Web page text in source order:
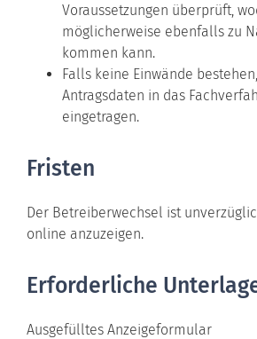
Voraussetzungen überprüft,
möglicherweise ebenfalls zu
kommen kann.
Falls keine Einwände
Antragsdaten in das
eingetragen.
Fristen
Der Betreiberwechsel ist
online anzuzeigen.
Erforderliche
Ausgefülltes Anzeigeformular